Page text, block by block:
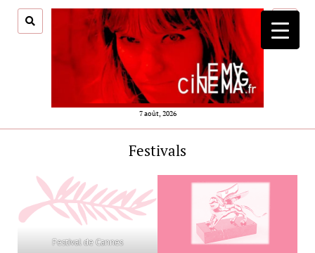
7 août, 2026
menu
Festivals
Festival de Cannes